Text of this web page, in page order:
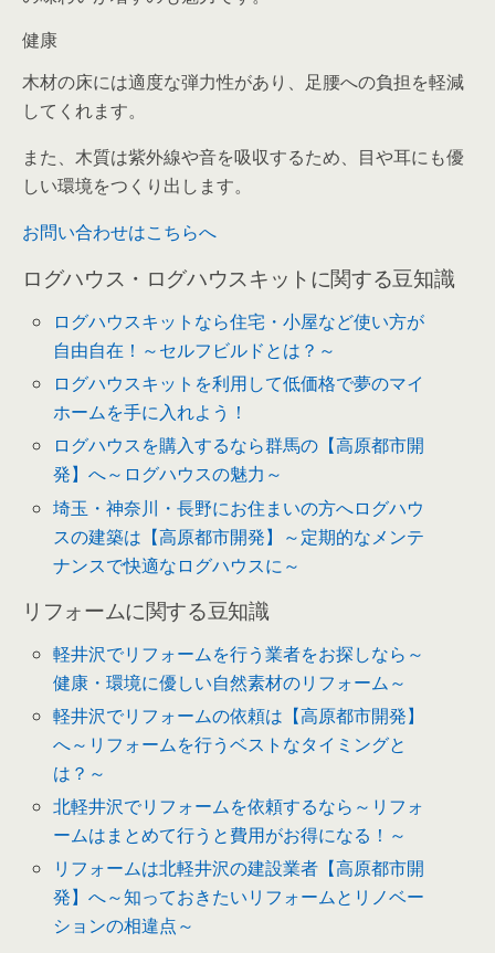
健康
木材の床には適度な弾力性があり、足腰への負担を軽減
してくれます。
また、木質は紫外線や音を吸収するため、目や耳にも優
しい環境をつくり出します。
お問い合わせはこちらへ
ログハウス・ログハウスキットに関する豆知識
ログハウスキットなら住宅・小屋など使い方が
自由自在！～セルフビルドとは？～
ログハウスキットを利用して低価格で夢のマイ
ホームを手に入れよう！
ログハウスを購入するなら群馬の【高原都市開
発】へ～ログハウスの魅力～
埼玉・神奈川・長野にお住まいの方へログハウ
スの建築は【高原都市開発】～定期的なメンテ
ナンスで快適なログハウスに～
リフォームに関する豆知識
軽井沢でリフォームを行う業者をお探しなら～
健康・環境に優しい自然素材のリフォーム～
軽井沢でリフォームの依頼は【高原都市開発】
へ～リフォームを行うベストなタイミングと
は？～
北軽井沢でリフォームを依頼するなら～リフォ
ームはまとめて行うと費用がお得になる！～
リフォームは北軽井沢の建設業者【高原都市開
発】へ～知っておきたいリフォームとリノベー
ションの相違点～